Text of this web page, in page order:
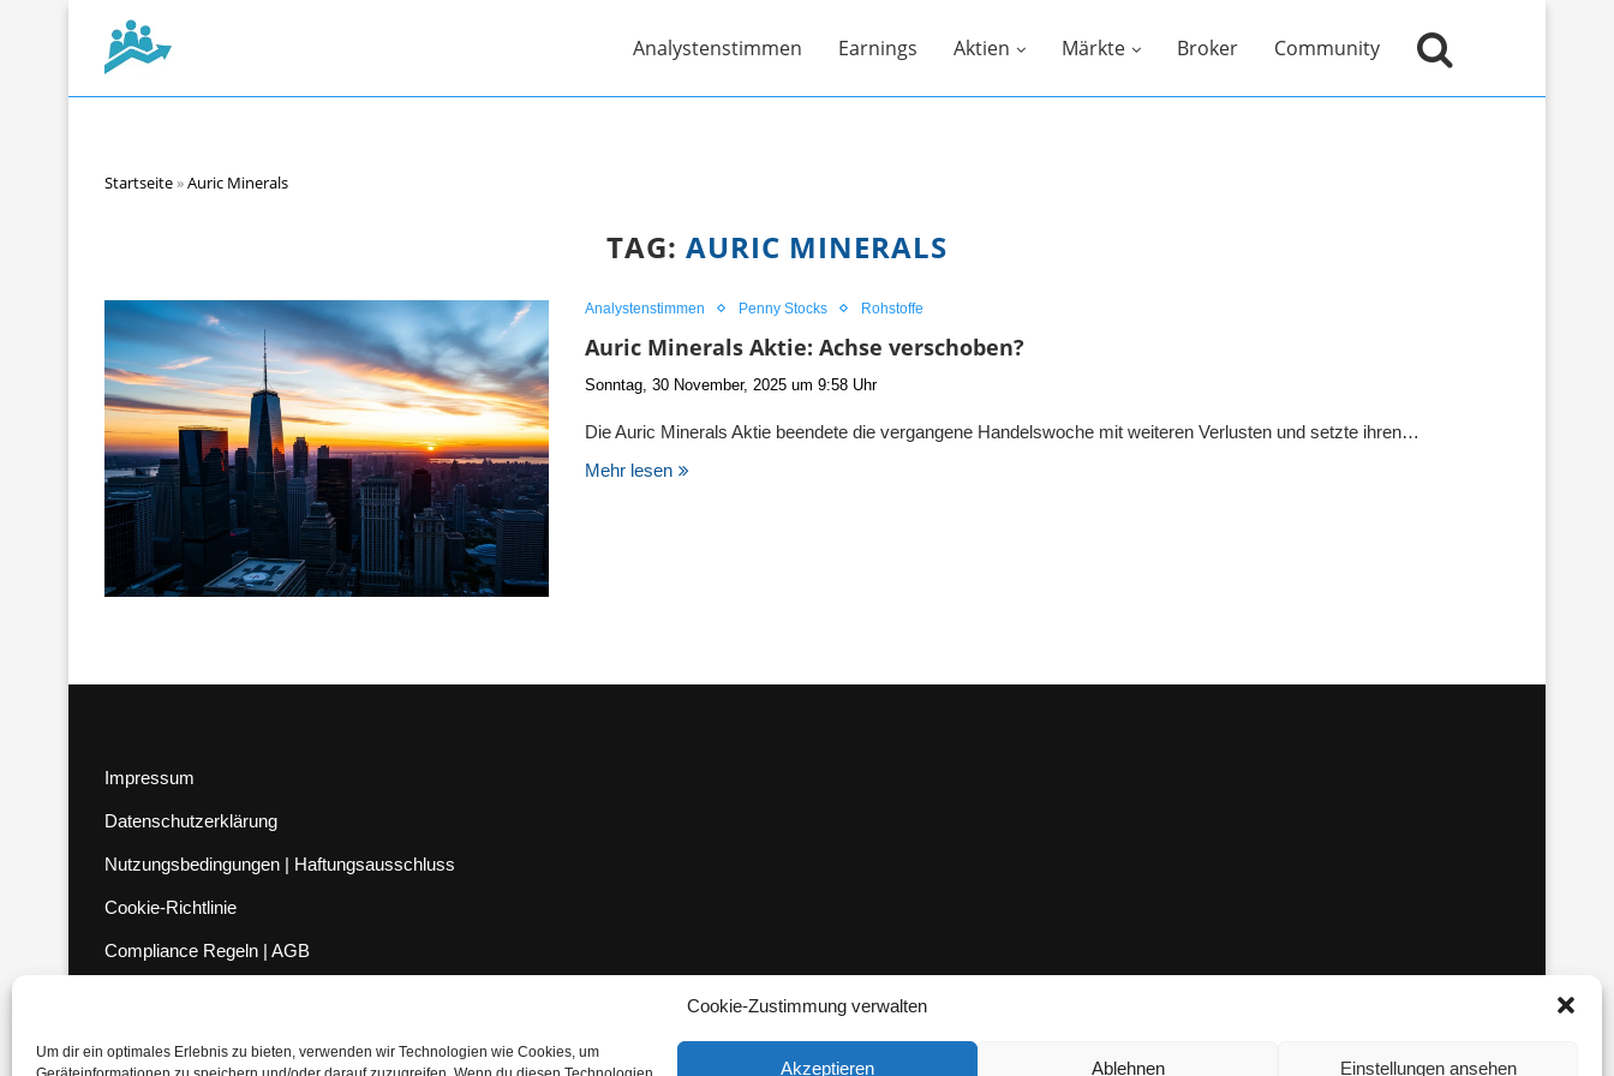
Cookie-Zustimmung verwalten
Um dir ein optimales Erlebnis zu bieten, verwenden wir Technologien wie Cookies, um
Akzeptieren Ablehnen Einstellungen ansehen
Analystenstimmen Earnings Aktien Märkte Broker Community
Startseite»Auric Minerals
TAG: AURIC MINERALS
Analystenstimmen Penny Stocks Rohstoffe
Auric Minerals Aktie: Achse verschoben?
Sonntag, 30 November, 2025 um 9:58 Uhr
Die Auric Minerals Aktie beendete die vergangene Handelswoche mit weiteren Verlusten und setzte ihren…
Mehr lesen
Impressum
Datenschutzerklärung
Nutzungsbedingungen | Haftungsausschluss
Cookie-Richtlinie
Compliance Regeln | AGB